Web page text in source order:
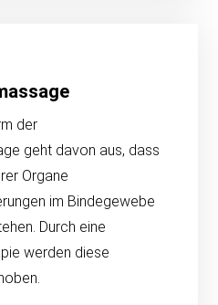
der
geht davon aus, dass
Organe
im Bindegewebe
Durch eine
werden diese